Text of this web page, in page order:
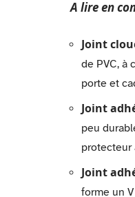
A lire en
Joint
de PVC, à
porte et
Joint
peu
protecteur
Joint
forme un